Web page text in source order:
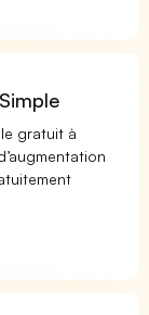
gratuit à